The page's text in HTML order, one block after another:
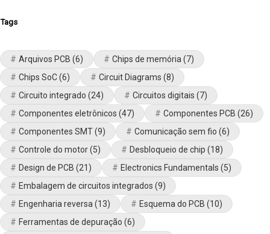
Tags
Arquivos PCB (6) Chips de memória (7)
Chips SoC(6) Circuit Diagrams (8)
Circuito integrado (24) Circuitos digitais (7)
Componentes eletrônicos (47) Componentes PCB (26)
Componentes SMT(9) Comunicação sem fio (6)
Controle do motor(5) Desbloqueio de chip (18)
Design de PCB (21) Electronics Fundamentals (5)
Embalagem de circuitos integrados (9)
Engenharia reversa (13) Esquema do PCB (10)
Ferramentas de depuração (6)